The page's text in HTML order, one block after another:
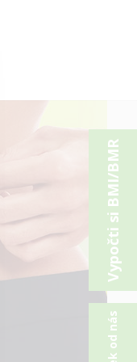
Vypočti si BMI/BMR